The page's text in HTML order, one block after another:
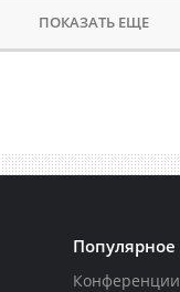
ПОКАЗАТЬ ЕЩЕ
Популярное
Конференции